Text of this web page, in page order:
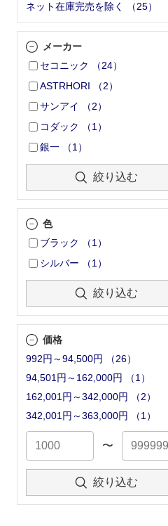
ネット在庫完売を除く
（25）
メーカー
セコニック
（24）
ASTRHORI
（2）
サンアイ
（2）
コダック
（1 ）
銀一
（1 ）
絞り込む
色
ブラック
（1 ）
シルバー
（1 ）
絞り込む
価格
992円～94,500円
（26）
94,501円～162,000円
（1 ）
162,001円～342,000円
（2）
342,001円～363,000円
（1 ）
〜
絞り込む